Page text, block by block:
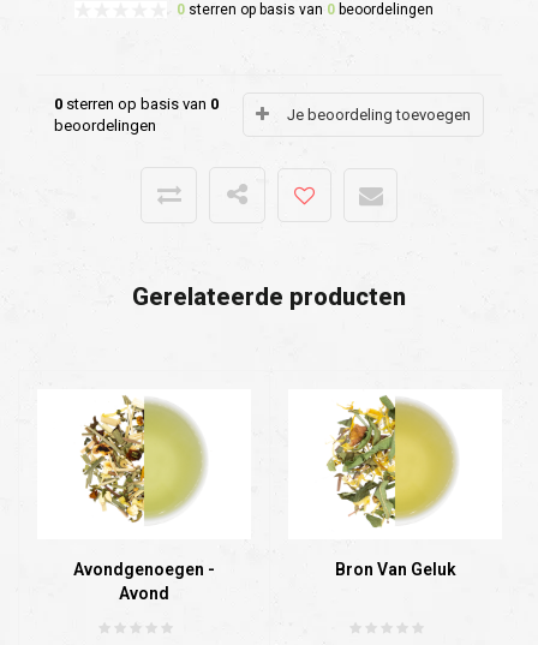
0 sterren op basis van 0 beoordelingen
0 sterren op basis van 0
beoordelingen
Je beoordeling toevoegen
Gerelateerde producten
Avondgenoegen -
Avond
Bron Van Geluk